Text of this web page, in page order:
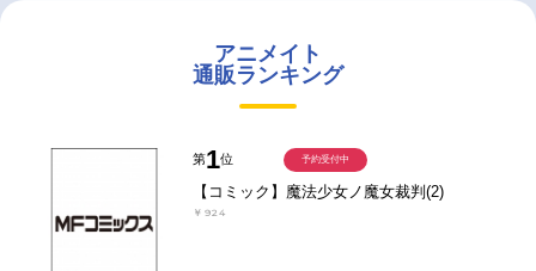
アニメイト
通販ランキング
第1位
【コミック】魔法少女ノ魔女裁判(2)
￥924
予約受付中